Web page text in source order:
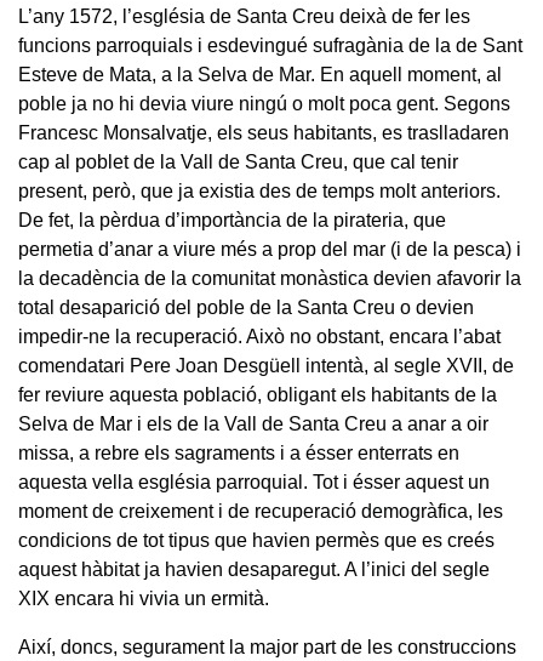
L’any 1572, l’església de Santa Creu deixà de fer les
funcions parroquials i esdevingué sufragània de la de Sant
Esteve de Mata, a la Selva de Mar. En aquell moment, al
poble ja no hi devia viure ningú o molt poca gent. Segons
Francesc Monsalvatje, els seus habitants, es traslladaren
cap al poblet de la Vall de Santa Creu, que cal tenir
present, però, que ja existia des de temps molt anteriors.
De fet, la pèrdua d’importància de la pirateria, que
permetia d’anar a viure més a prop del mar (i de la pesca) i
la decadència de la comunitat monàstica devien afavorir la
total desaparició del poble de la Santa Creu o devien
impedir-ne la recuperació. Això no obstant, encara l’abat
comendatari Pere Joan Desgüell intentà, al segle XVII, de
fer reviure aquesta població, obligant els habitants de la
Selva de Mar i els de la Vall de Santa Creu a anar a oir
missa, a rebre els sagraments i a ésser enterrats en
aquesta vella església parroquial. Tot i ésser aquest un
moment de creixement i de recuperació demogràfica, les
condicions de tot tipus que havien permès que es creés
aquest hàbitat ja havien desaparegut. A l’inici del segle
XIX encara hi vivia un ermità.
Així, doncs, segurament la major part de les construccions